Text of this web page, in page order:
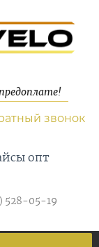
звонок
опт
528-05-19